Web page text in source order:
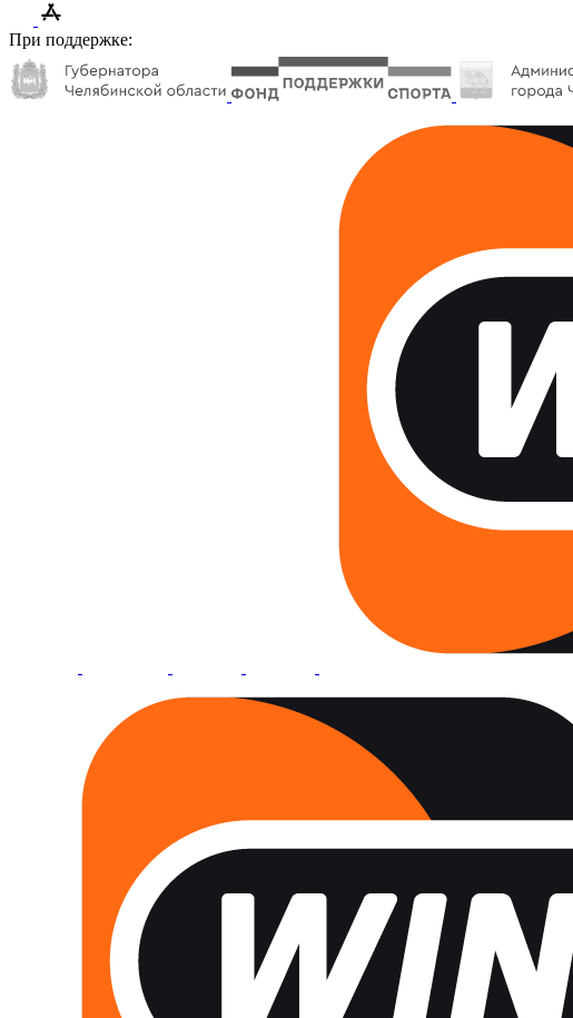
При поддержке: